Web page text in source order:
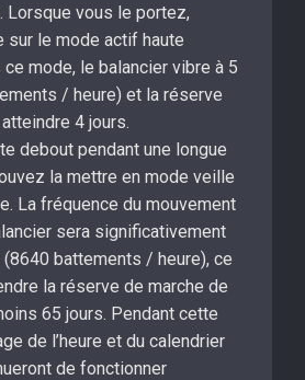
Lorsque vous le portez,
sur le mode actif haute
mode, le balancier vibre à 5
/ heure) et la réserve
4 jours.
debout pendant une longue
la mettre en mode veille
La fréquence du mouvement
sera significativement
battements / heure), ce
la réserve de marche de
65 jours. Pendant cette
de l’heure et du calendrier
de fonctionner